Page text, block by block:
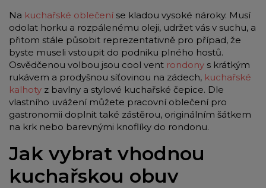
Na kuchařské oblečeníse kladou vysoké nároky. Musí
odolat horku a rozpálenému oleji, udržet vás v suchu, a
přitom stále působit reprezentativně pro případ, že
byste museli vstoupit do podniku plného hostů.
Osvědčenou volbou jsou cool vent rondony s krátkým
rukávem a prodyšnou síťovinou na zádech, kuchařské
kalhoty z bavlny a stylové kuchařské čepice. Dle
vlastního uvážení můžete pracovní oblečení pro
gastronomii doplnit také zástěrou, originálním šátkem
na krk nebo barevnými knoflíky do rondonu.
Jak vybrat vhodnou
kuchařskou obuv